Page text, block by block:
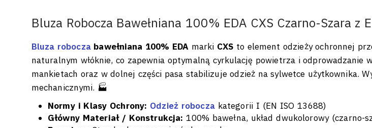
Bluza Robocza Bawełniana 100% EDA CXS Czarno-Szara z
Bluza roboczabawełniana 100% EDA marki CXS to element odzieży ochronnej
naturalnym włóknie, co zapewnia optymalną cyrkulację powietrza i odprowadzanie
mankietach oraz w dolnej części pasa stabilizuje odzież na sylwetce użytkownika.
mechanicznymi. 🏭
Normy i Klasy Ochrony: Odzież roboczakategorii I (EN ISO 13688)
Główny Materiał / Konstrukcja: 100% bawełna, układ dwukolorowy (czarno-